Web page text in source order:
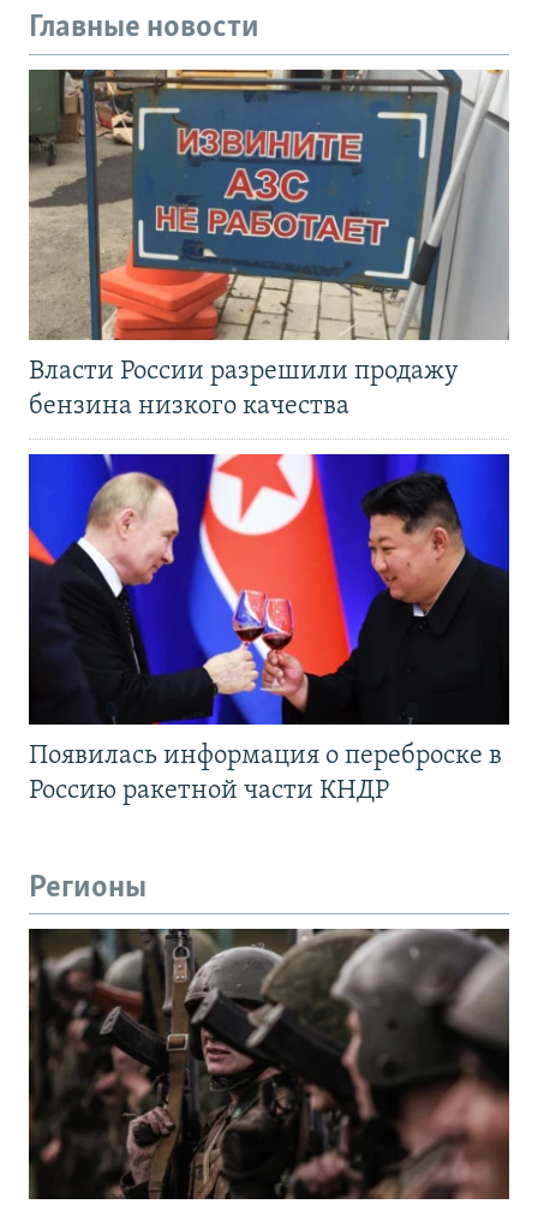
Главные новости
Власти России разрешили продажу
бензина низкого качества
Появилась информация о переброске в
Россию ракетной части КНДР
Регионы